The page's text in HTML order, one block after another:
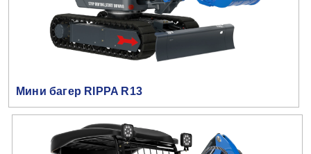
Мини багер RIPPA R13